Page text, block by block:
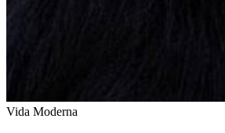
Vida Moderna